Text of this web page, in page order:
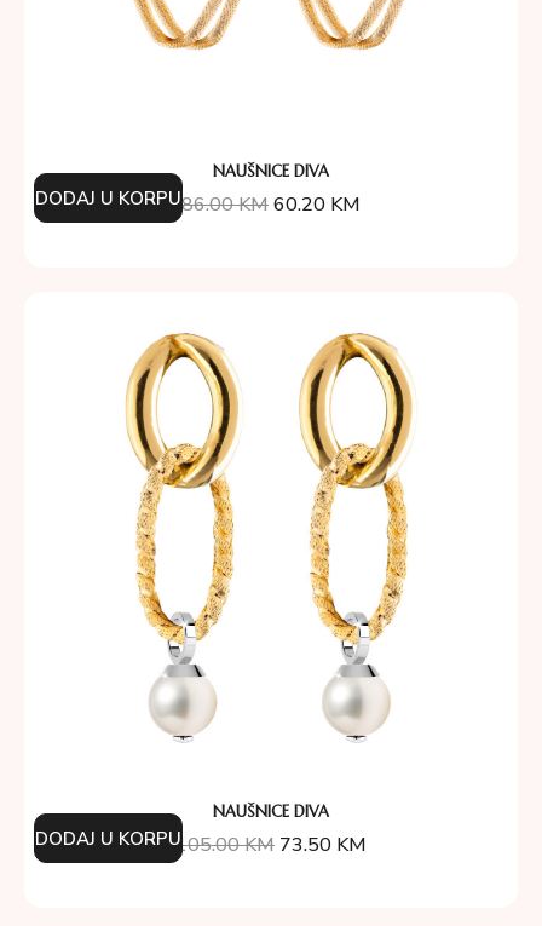
NAUŠNICE DIVA
86.00KM60.20 KM
DODAJ U KORPU
NAUŠNICE DIVA
105.00KM 73.50 KM
DODAJ U KORPU